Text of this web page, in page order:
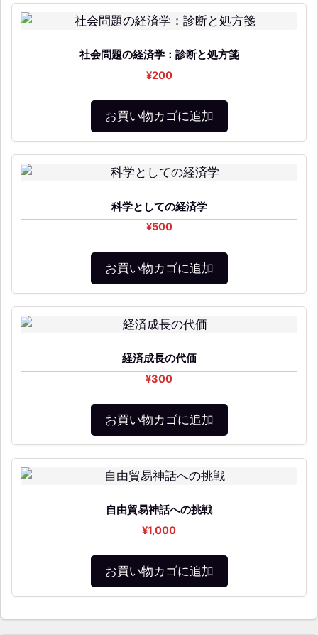
社会問題の経済学：診断と処方箋
¥200
お買い物カゴに追加
科学としての経済学
¥500
お買い物カゴに追加
経済成長の代価
¥300
お買い物カゴに追加
自由貿易神話への挑戦
¥1,000
お買い物カゴに追加